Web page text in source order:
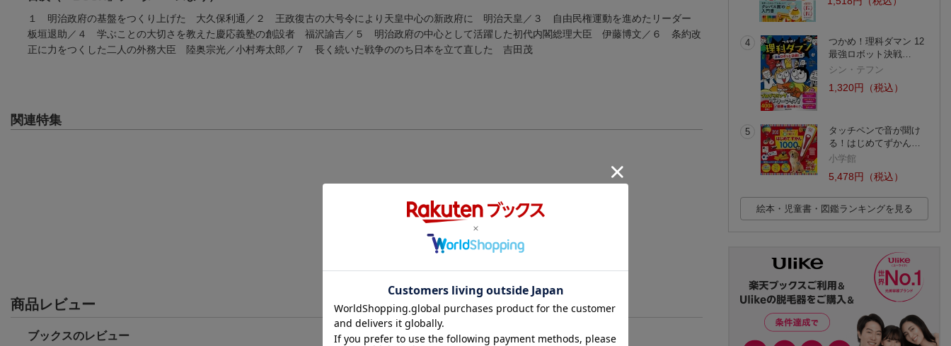
１ 明治政府の基盤をつくり上げた 大久保利通／２ 王政復古の大号令により天皇中心の新政府に 明治天皇／３ 自由民権運動を進めたリーダー
板垣退助／４ 学ぶことの大切さを教えた慶応義塾の創設者 福沢諭吉／５ 明治政府の中心として活躍した初代内閣総理大臣 伊藤博文／６ 条約改
正に力をつくした二人の外務大臣 陸奥宗光／小村寿太郎／７ 長く続いた戦争ののち日本を立て直した 吉田茂
関連特集
商品レビュー
ブックスのレビュー
4
つかめ！理科ダマン 12
最強ロボット決戦…
シン・テフン
1,320円（税込）
5
タッチペンで音が聞け
る！はじめてずかん…
小学館
5,478円（税込）
絵本・児童書・図鑑ランキングを見る